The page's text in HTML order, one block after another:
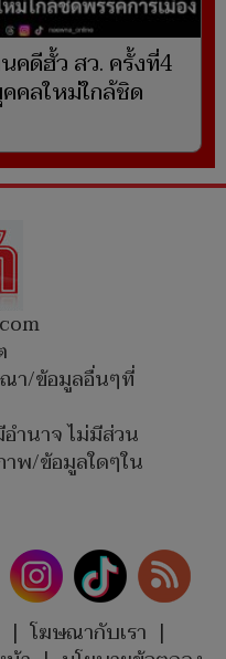
คดีฮั้ว สว. ครั้งที่4
คลใหม่ใกล้ชิด
า/ข้อมูลอื่นๆที่
ำนาจ ไม่มีส่วน
าพ/ข้อมูลใดๆใน
| โฆษณากับเรา |